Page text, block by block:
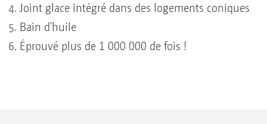
Joint glace intégré dans des logements coniques
Bain d'huile
Éprouvé plus de 1 000 000 de fois !